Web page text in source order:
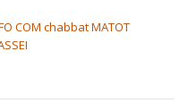
COM chabbat MATOT